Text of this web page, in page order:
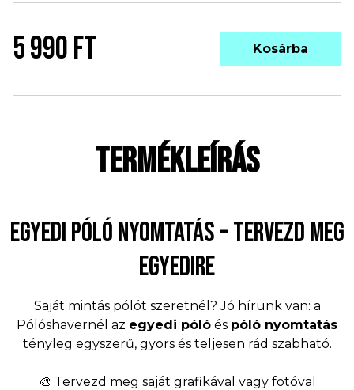
5 990 FT Kosárba
TERMÉKLEÍRÁS
EGYEDI PÓLÓ NYOMTATÁS – TERVEZD MEG
EGYEDIRE
Saját mintás pólót szeretnél? Jó hírünk van: a
Pólóshavernél az egyedi póló és póló nyomtatás
tényleg egyszerű, gyors és teljesen rád szabható.
🎨 Tervezd meg saját grafikával vagy fotóval